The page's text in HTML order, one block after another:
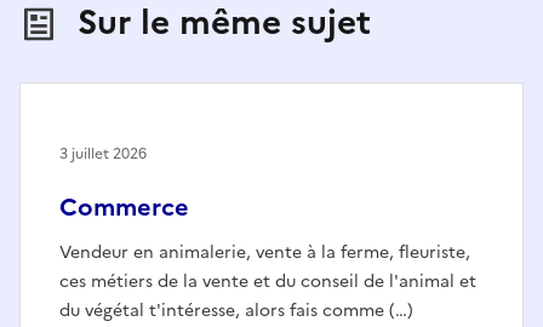
Sur le même sujet
Commerce
Vendeur en animalerie, vente à la ferme, fleuriste,
ces métiers de la vente et du conseil de l'animal et
du végétal t'intéresse, alors fais comme (…)
3 juillet 2026